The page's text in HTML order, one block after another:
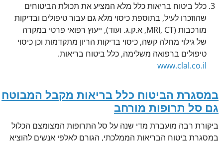
כלל ביטוח בריאות כלל מלא המציע את תכולת הביטוחים
שהוזכרו לעיל, בתוספת כיסוי מלא גם עבור טיפולים ובדיקות
מורכבות (MRI, CT, א.ק.ג. ועוד), ייעוץ רפואי פרטי במקרה
של גילוי מחלה קשה, כיסוי בדיקות הריון מתקדמות וכן כיסוי
טיפולים ברפואה משלימה, כלל ביטוח בריאות.
www.clal.co.il
במסגרת הביטוח כלל בריאות מקבל המבוטח
גם סל תרופות מורחב
ביקורת רבה מועברת מדי שנה על סל התרופות המצומצם הכלול
במסגרת ביטוח הבריאות הממלכתי, הגורם לאלפי אנשים להוציא